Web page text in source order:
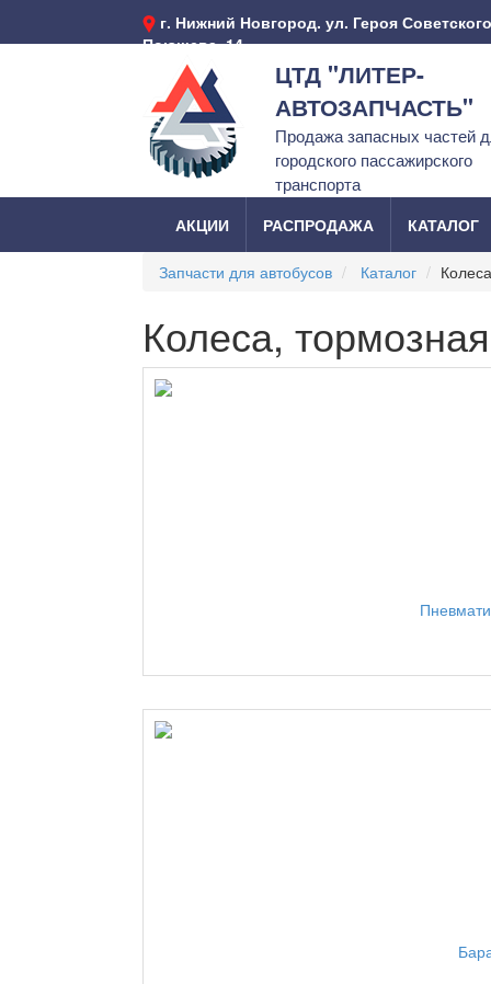
г. Нижний Новгород. ул. Героя
Поющева, 14
ЦТД "ЛИТЕР-
АВТОЗАПЧАСТЬ"
Продажа запасных частей
городского пассажирского
транспорта
АКЦИИ РАСПРОДАЖА КАТАЛОГ
Запчасти для автобусов Каталог
Колеса,